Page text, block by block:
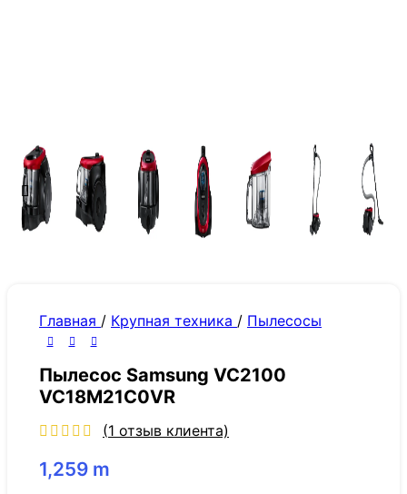
Главная / Крупная техника / Пылесосы
Пылесос Samsung VC2100
VC18M21C0VR
(1 отзыв клиента)
1,259 m